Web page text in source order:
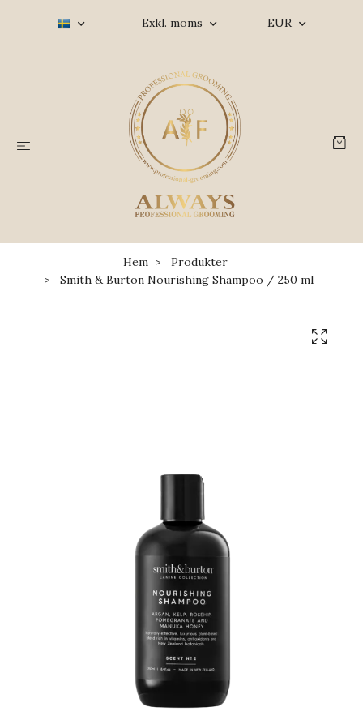
Exkl. moms EUR
Hem
Produkter
Smith & Burton Nourishing Shampoo / 250 ml